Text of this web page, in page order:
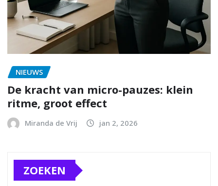
NIEUWS
De kracht van micro-pauzes: klein
ritme, groot effect
Miranda de Vrij jan 2, 2026
ZOEKEN